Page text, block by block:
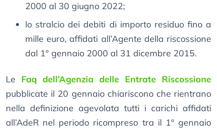
2000 al 30 giugno 2022;
lo stralcio dei debiti di importo residuo fino a
mille euro, affidati all’Agente della riscossione
dal 1° gennaio 2000 al 31 dicembre 2015.
Le Faq dell’Agenzia delle Entrate Riscossione
pubblicate il 20 gennaio chiariscono che rientrano
nella definizione agevolata tutti i carichi affidati
all’AdeR nel periodo ricompreso tra il 1° gennaio